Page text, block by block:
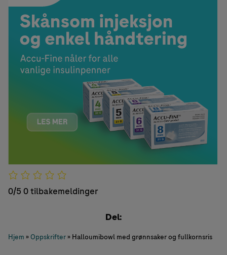
0/5 0 tilbakemeldinger
Del:
Hjem »Oppskrifter» Halloumibowl med grønnsaker og fullkornsris